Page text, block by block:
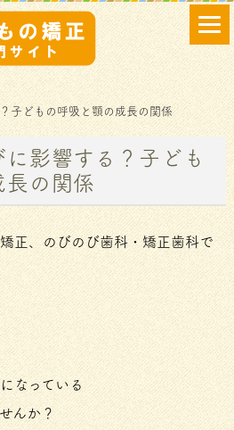
子どもの呼吸と顎の成長の関係
影響する？子ども
長の関係
正、のびのび歯科・矯正歯科で
なっている
んか？